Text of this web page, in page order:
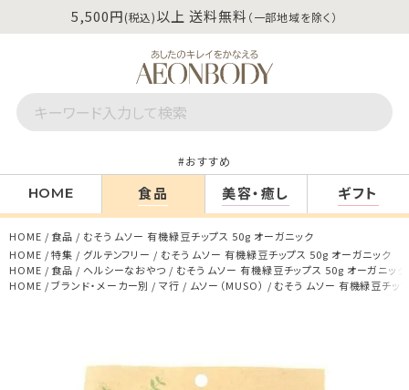
5,500円(税込)以上 送料無料 （一部地域を除く）
おすすめ
HOME 食品 美容・癒し ギフト
HOME 食品
むそう ムソー 有機緑豆チップス 50g オーガニック
HOME
特集 グルテンフリー
むそう ムソー 有機緑豆チップス 50g オーガニック
HOME
食品 ヘルシーなおやつ
むそう ムソー 有機緑豆チップス 50g オーガニック
HOME
ブランド・メーカー別 マ行 ムソー（MUSO） むそう ムソー 有機緑豆チッ